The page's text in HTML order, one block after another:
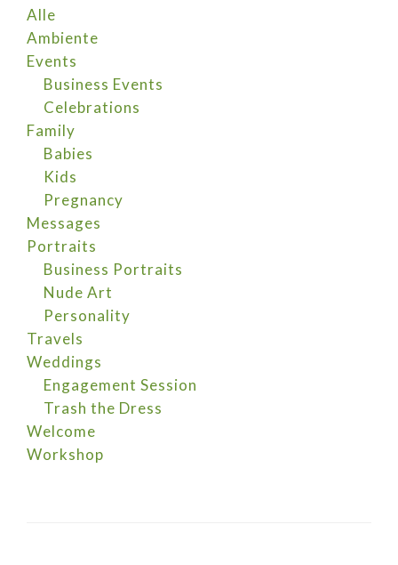
Alle
Ambiente
Events
Business Events
Celebrations
Family
Babies
Kids
Pregnancy
Messages
Portraits
Business Portraits
Nude Art
Personality
Travels
Weddings
Engagement Session
Trash the Dress
Welcome
Workshop